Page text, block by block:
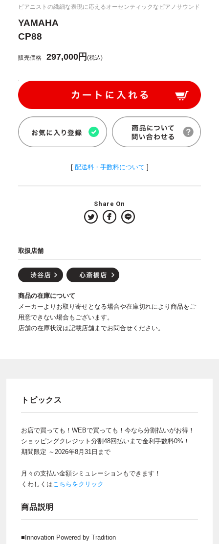
ピアニストの繊細な表現に応えるオーセンティックなピアノサウンド
YAMAHA
CP88
販売価格 297,000円(税込)
[ 配送料・手数料について ]
Share On
取扱店舗
商品の在庫について
メーカーよりお取り寄せとなる場合や在庫切れにより商品をご
用意できない場合もございます。
店舗の在庫状況は記載店舗までお問合せください。
トピックス
お店で買っても！WEBで買っても！今なら分割払いがお得！
ショッピングクレジット分割48回払いまで金利手数料0%！
期間限定 ～2026年8月31日まで
月々の支払い金額シミュレーションもできます！
くわしくはこちらをクリック
商品説明
■Innovation Powered by Tradition